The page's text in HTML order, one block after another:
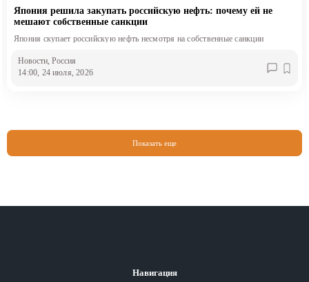
Япония решила закупать российскую нефть: почему ей не
мешают собственные санкции
Япония скупает российскую нефть несмотря на собственные санкции
Новости, Россия
14:00, 24 июля, 2026
Показать еще
Навигация